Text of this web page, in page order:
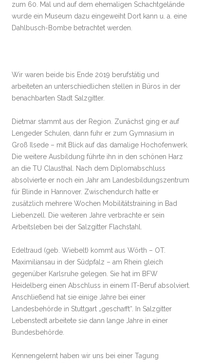
zum 60. Mal und auf dem ehemaligen Schachtgelände
wurde ein Museum dazu eingeweiht Dort kann u. a. eine
Dahlbusch-Bombe betrachtet werden.
Wir waren beide bis Ende 2019 berufstätig und
arbeiteten an unterschiedlichen stellen in Büros in der
benachbarten Stadt Salzgitter.
Dietmar stammt aus der Region. Zunächst ging er auf
Lengeder Schulen, dann fuhr er zum Gymnasium in
Groß Ilsede – mit Blick auf das damalige Hochofenwerk.
Die weitere Ausbildung führte ihn in den schönen Harz
an die TU Clausthal. Nach dem Diplomabschluss
absolvierte er noch ein Jahr am Landesbildungszentrum
für Blinde in Hannover. Zwischendurch hatte er
zusätzlich mehrere Wochen Mobilitätstraining in Bad
Liebenzell. Die weiteren Jahre verbrachte er sein
Arbeitsleben bei der Salzgitter Flachstahl.
Edeltraud (geb. Wiebelt) kommt aus Wörth – OT.
Maximiliansau in der Südpfalz – am Rhein gleich
gegenüber Karlsruhe gelegen. Sie hat im BFW
Heidelberg einen Abschluss in einem IT-Beruf absolviert.
Anschließend hat sie einige Jahre bei einer
Landesbehörde in Stuttgart „geschafft“. In Salzgitter
Lebenstedt arbeitete sie dann lange Jahre in einer
Bundesbehörde.
Kennengelernt haben wir uns bei einer Tagung